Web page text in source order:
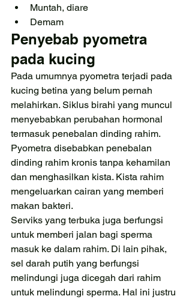
Muntah, diare
Demam
Penyebab pyometra
pada kucing
Pada umumnya pyometra terjadi pada
kucing betina yang belum pernah
melahirkan. Siklus birahi yang muncul
menyebabkan perubahan hormonal
termasuk penebalan dinding rahim.
Pyometra disebabkan penebalan
dinding rahim kronis tanpa kehamilan
dan menghasilkan kista. Kista rahim
mengeluarkan cairan yang memberi
makan bakteri.
Serviks yang terbuka juga berfungsi
untuk memberi jalan bagi sperma
masuk ke dalam rahim. Di lain pihak,
sel darah putih yang berfungsi
melindungi juga dicegah dari rahim
untuk melindungi sperma. Hal ini justru